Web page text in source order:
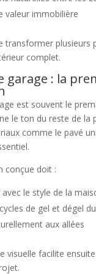
valeur immobilière
transformer plusieurs
complet.
garage : la
est souvent le
le ton du reste de la
comme le pavé
conçue doit :
avec le style de la
de gel et dégel
aux allées
visuelle facilite